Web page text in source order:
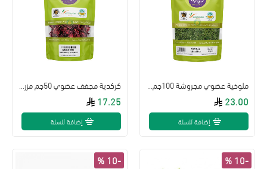
23.00
إضافة للسلة
17.25
إضافة للسلة
-10 %
-10 %